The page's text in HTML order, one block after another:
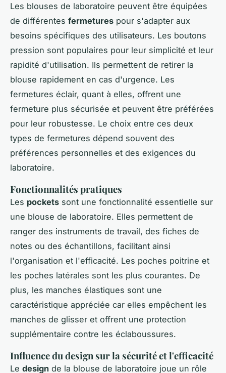
Les blouses de laboratoire peuvent être équipées
de différentes fermetures pour s'adapter aux
besoins spécifiques des utilisateurs. Les boutons
pression sont populaires pour leur simplicité et leur
rapidité d'utilisation. Ils permettent de retirer la
blouse rapidement en cas d'urgence. Les
fermetures éclair, quant à elles, offrent une
fermeture plus sécurisée et peuvent être préférées
pour leur robustesse. Le choix entre ces deux
types de fermetures dépend souvent des
préférences personnelles et des exigences du
laboratoire.
Fonctionnalités pratiques
Les pockets sont une fonctionnalité essentielle sur
une blouse de laboratoire. Elles permettent de
ranger des instruments de travail, des fiches de
notes ou des échantillons, facilitant ainsi
l'organisation et l'efficacité. Les poches poitrine et
les poches latérales sont les plus courantes. De
plus, les manches élastiques sont une
caractéristique appréciée car elles empêchent les
manches de glisser et offrent une protection
supplémentaire contre les éclaboussures.
Influence du design sur la sécurité et l'efficacité
Le design de la blouse de laboratoire joue un rôle